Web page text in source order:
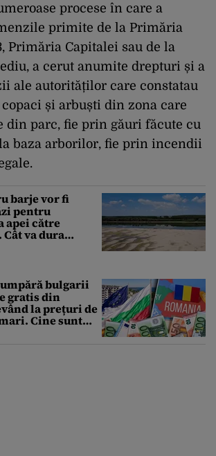
procese în care a
primite de la Primăria
Primăria Capitalei sau de la
a cerut anumite drepturi și a
ale autorităților care constatau
și arbuști din zona care
din parc, fie prin găuri făcute cu
baza arborilor, fie prin incendii
barje vor fi
pentru
apei către
Cât va dura
bulgarii
gratis din
la prețuri de
Cine sunt
din energie